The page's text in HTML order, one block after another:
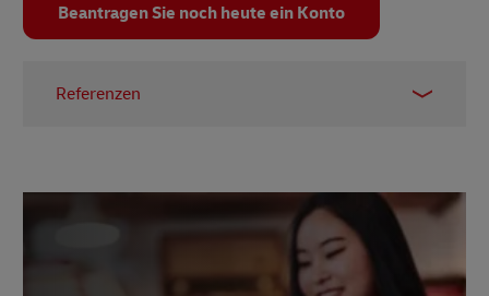
Beantragen Sie noch heute ein Konto
Referenzen